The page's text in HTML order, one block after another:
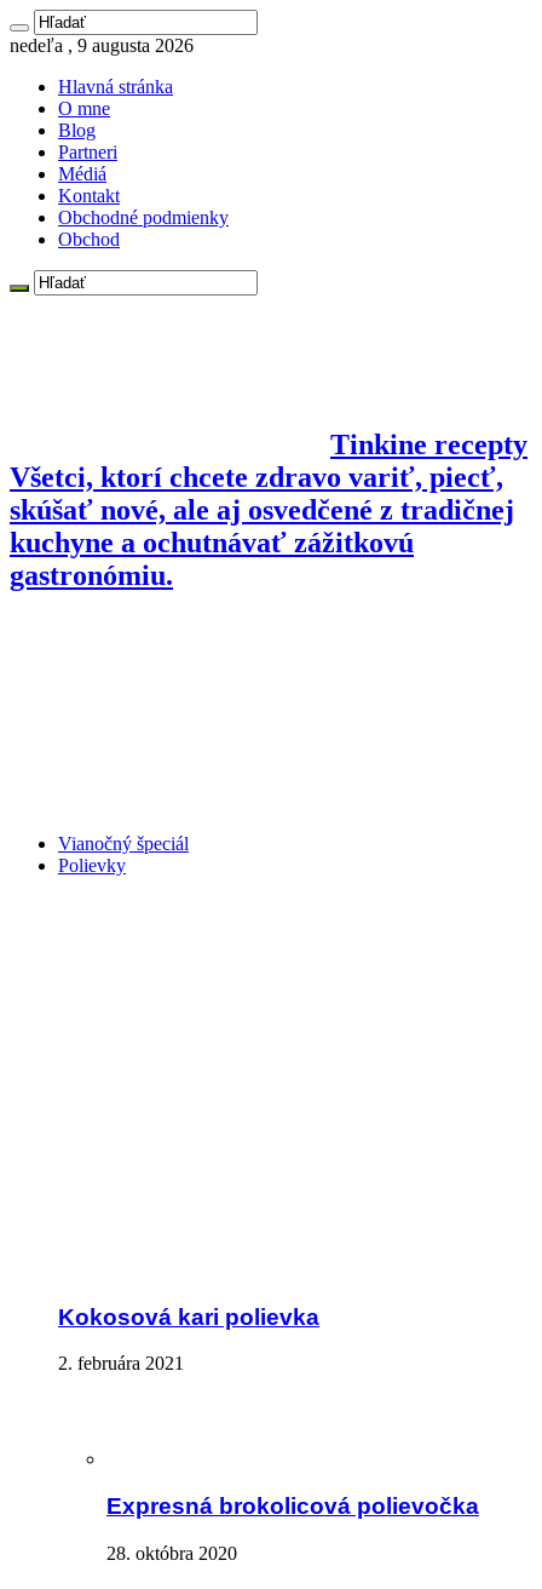
nedeľa , 9 augusta 2026
Hlavná stránka
O mne
Blog
Partneri
Médiá
Kontakt
Obchodné podmienky
Obchod
Tinkine recepty
Všetci, ktorí chcete zdravo variť, piecť,
skúšať nové, ale aj osvedčené z tradičnej
kuchyne a ochutnávať zážitkovú
gastronómiu.
Vianočný špeciál
Polievky
Kokosová kari polievka
2. februára 2021
Expresná brokolicová polievočka
28. októbra 2020